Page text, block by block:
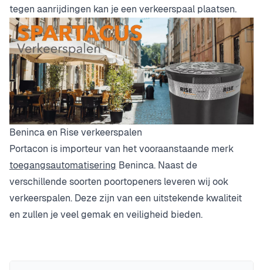
tegen aanrijdingen kan je een verkeerspaal plaatsen.
Beninca en Rise verkeerspalen
Portacon is importeur van het vooraanstaande merk
toegangsautomatisering Beninca. Naast de
verschillende soorten poortopeners leveren wij ook
verkeerspalen. Deze zijn van een uitstekende kwaliteit
en zullen je veel gemak en veiligheid bieden.